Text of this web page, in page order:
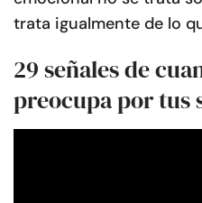
trata igualmente de lo
29 señales de
preocupa por tus